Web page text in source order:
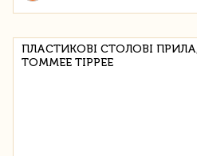
ПЛАСТИКОВІ СТОЛОВІ
TOMMEE TIPPEE